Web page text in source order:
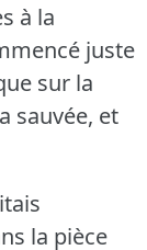
à la
juste
sur la
sauvée, et
la pièce